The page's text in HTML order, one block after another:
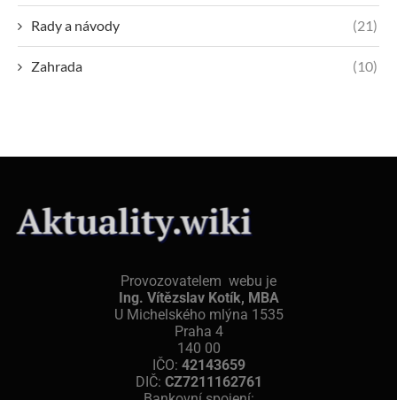
Rady a návody (21)
Zahrada (10)
Provozovatelem webu je
Ing. Vítězslav Kotík, MBA
U Michelského mlýna 1535
Praha 4
140 00
IČO: 42143659
DIČ: CZ7211162761